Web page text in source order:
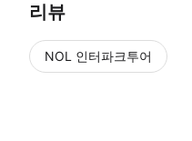
리뷰
NOL 인터파크투어